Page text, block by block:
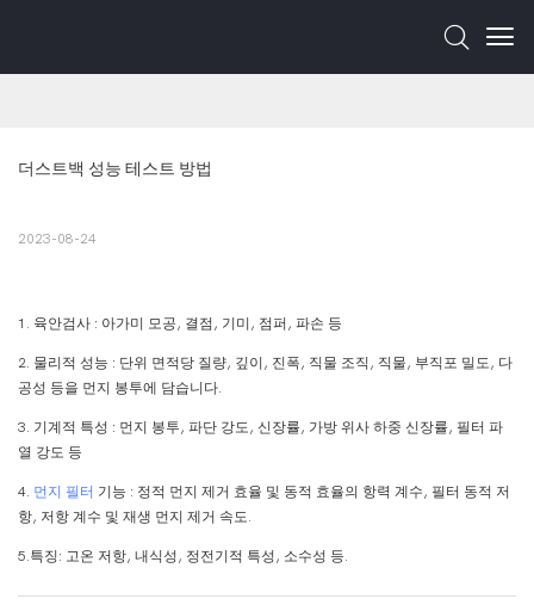
더스트백 성능 테스트 방법
2023-08-24
1. 육안검사 : 아가미 모공, 결점, 기미, 점퍼, 파손 등
2. 물리적 성능 : 단위 면적당 질량, 깊이, 진폭, 직물 조직, 직물, 부직포 밀도, 다
공성 등을 먼지 봉투에 담습니다.
3. 기계적 특성 : 먼지 봉투, 파단 강도, 신장률, 가방 위사 하중 신장률, 필터 파
열 강도 등
4. 먼지 필터 기능 : 정적 먼지 제거 효율 및 동적 효율의 항력 계수, 필터 동적 저
항, 저항 계수 및 재생 먼지 제거 속도.
5.특징: 고온 저항, 내식성, 정전기적 특성, 소수성 등.